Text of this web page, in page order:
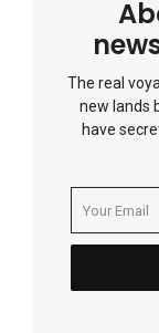
The real
new lands
have